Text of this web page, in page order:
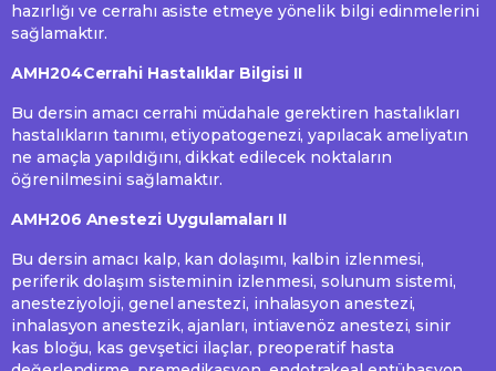
hazırlığı ve cerrahı asiste etmeye yönelik bilgi edinmelerini
sağlamaktır.
AMH204Cerrahi Hastalıklar Bilgisi II
Bu dersin amacı cerrahi müdahale gerektiren hastalıkları
hastalıkların tanımı, etiyopatogenezi, yapılacak ameliyatın
ne amaçla yapıldığını, dikkat edilecek noktaların
öğrenilmesini sağlamaktır.
AMH206 Anestezi Uygulamaları II
Bu dersin amacı kalp, kan dolaşımı, kalbin izlenmesi,
periferik dolaşım sisteminin izlenmesi, solunum sistemi,
anesteziyoloji, genel anestezi, inhalasyon anestezi,
inhalasyon anestezik, ajanları, intiavenöz anestezi, sinir
kas bloğu, kas gevşetici ilaçlar, preoperatif hasta